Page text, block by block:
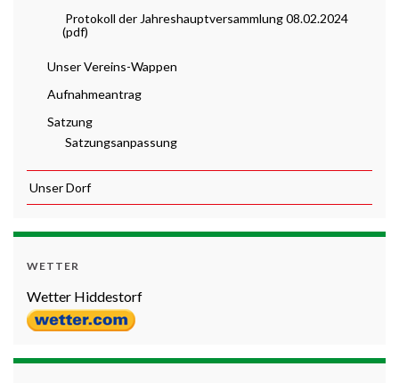
Protokoll der Jahreshauptversammlung 08.02.2024
(pdf)
Unser Vereins-Wappen
Aufnahmeantrag
Satzung
Satzungsanpassung
Unser Dorf
WETTER
Wetter Hiddestorf